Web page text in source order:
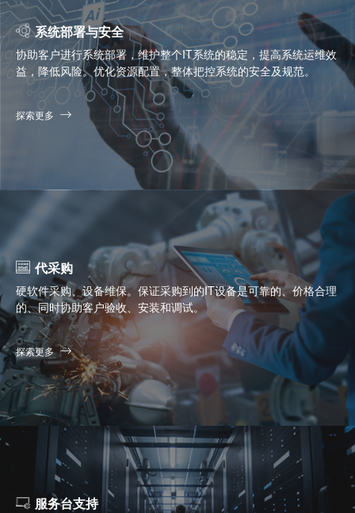
系统部署与安全
协助客户进行系统部署，维护整个IT系统的稳定，提高系统运维效
益，降低风险。优化资源配置，整体把控系统的安全及规范。
探索更多
代采购
硬软件采购、设备维保。保证采购到的IT设备是可靠的、价格合理
的、同时协助客户验收、安装和调试。
探索更多
服务台支持